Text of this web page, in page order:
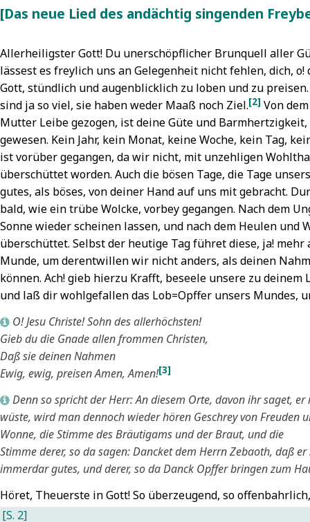
7
Lütkens,
7
Mabillon,
7
Manrique,
7
Maria
von
7
Matthäi,
7
Mirjam 7
Moses 7
Scriver,
Silbermann,
7
Simson 7
Sisera 7
7
Sulamith 7
Til,
7
7
Wilisch,
Manrique,
7
Wilisch,
aus
7
Beyer,
aus
Psalm
6
Crüger,
Nun
all
bringet
7
Crüger,
Zieh
zu
Decius,
Gott
der Höh
Luther,
uns,
bei
Löwenstern,
Das neue Lied des andächtig singenden
Allerheiligster Gott! Du unerschöpflicher Brunquell aller
lässest es freylich uns an Gelegenheit nicht fehlen, dich,
Gott, stündlich und augenblicklich zu loben und zu
sind ja so viel, sie haben weder Maaß noch Ziel.[2] Von
Mutter Leibe gezogen, ist deine Güte und
gewesen. Kein Jahr, kein Monat, keine Woche, kein Tag,
ist vorüber gegangen, da wir nicht, mit unzehligen
überschüttet worden. Auch die bösen Tage, die Tage
gutes, als böses, von deiner Hand auf uns mit gebracht.
bald, wie ein trübe Wolcke, vorbey gegangen. Nach dem
Sonne wieder scheinen lassen, und nach dem Heulen und
überschüttet. Selbst der heutige Tag führet diese, ja!
Munde, um derentwillen wir nicht anders, als deinen
können. Ach! gieb hierzu Krafft, beseele unsere zu
und laß dir wohlgefallen das Lob=Opffer unsers Mundes,
L O! Jesu Christe! Sohn des allerhöchsten!
Gieb du die Gnade allen frommen Christen,
Daß sie deinen Nahmen
Ewig, ewig, preisen Amen, Amen![3]
L Denn so spricht der Herr: An diesem Orte, davon ihr saget, er
wüste, wird man dennoch wieder hören Geschrey von Freuden
Wonne, die Stimme des Bräutigams und der Braut, und die
Stimme derer, so da sagen: Dancket dem Herrn Zebaoth, daß
immerdar gutes, und derer, so da Danck Opffer bringen zum
Höret, Theuerste in Gott! So überzeugend, so
[S. 2]